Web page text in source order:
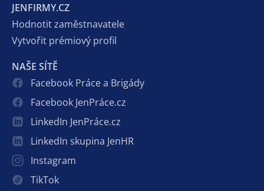
JENFIRMY.CZ
Hodnotit zaměstnavatele
Vytvořit prémiový profil
NAŠE SÍTĚ
Facebook Práce a Brigády
Facebook JenPráce.cz
LinkedIn JenPráce.cz
LinkedIn skupina JenHR
Instagram
TikTok